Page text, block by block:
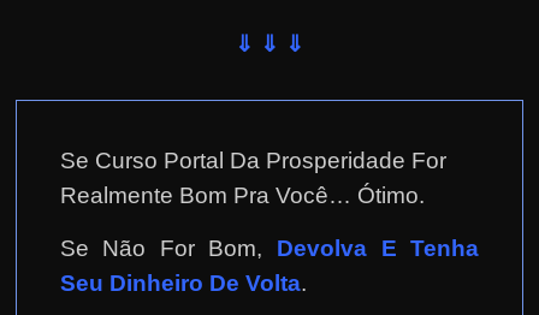
o
⇓ ⇓ ⇓
Se Curso Portal Da Prosperidade For
Realmente Bom Pra Você… Ótimo.
Se Não For Bom, Devolva E Tenha
Seu Dinheiro De Volta.